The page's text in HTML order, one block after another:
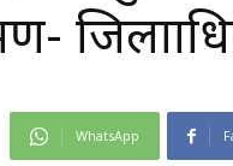
WhatsApp